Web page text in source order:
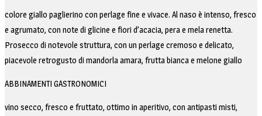
colore giallo paglierino con perlage fine e vivace. Al naso è intenso, fresco
e agrumato, con note di glicine e fiori d’acacia, pera e mela renetta.
Prosecco di notevole struttura, con un perlage cremoso e delicato,
piacevole retrogusto di mandorla amara, frutta bianca e melone giallo
ABBINAMENTI GASTRONOMICI
vino secco, fresco e fruttato, ottimo in aperitivo, con antipasti misti,